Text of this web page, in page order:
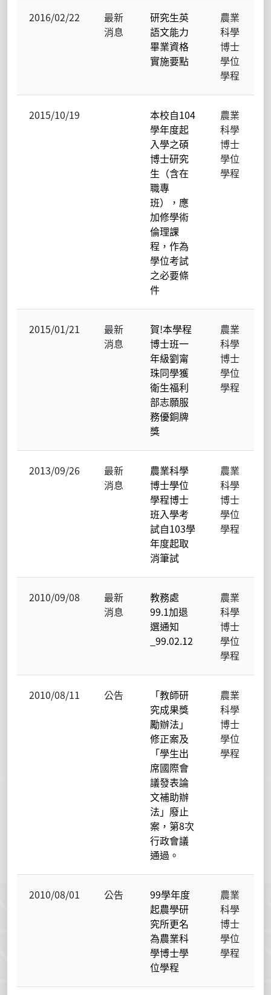
2016/02/22
最新
消息
研究生英
語文能力
畢業資格
實施要點
農業
科學
博士
學位
學程
2015/10/19
本校自104
學年度起
入學之碩
博士研究
生（含在
職專
班），應
加修學術
倫理課
程，作為
學位考試
之必要條
件
農業
科學
博士
學位
學程
2015/01/21
最新
消息
賀!本學程
博士班一
年級劉甯
珠同學獲
衛生福利
部志願服
務優銅牌
獎
農業
科學
博士
學位
學程
2013/09/26
最新
消息
農業科學
博士學位
學程博士
班入學考
試自103學
年度起取
消筆試
農業
科學
博士
學位
學程
2010/09/08
最新
消息
教務處
99.1加退
選通知
_99.02.12
農業
科學
博士
學位
學程
2010/08/11 公告
「教師研
究成果獎
勵辦法」
修正案及
「學生出
席國際會
議發表論
文補助辦
法」廢止
案，第8次
行政會議
通過。
農業
科學
博士
學位
學程
2010/08/01 公告
99學年度
起農學研
究所更名
為農業科
學博士學
位學程
農業
科學
博士
學位
學程